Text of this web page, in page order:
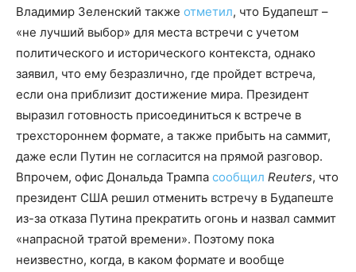
Владимир Зеленский также отметил, что Будапешт –
«не лучший выбор» для места встречи с учетом
политического и исторического контекста, однако
заявил, что ему безразлично, где пройдет встреча,
если она приблизит достижение мира. Президент
выразил готовность присоединиться к встрече в
трехстороннем формате, а также прибыть на саммит,
даже если Путин не согласится на прямой разговор.
Впрочем, офис Дональда Трампа сообщил Reuters, что
президент США решил отменить встречу в Будапеште
из-за отказа Путина прекратить огонь и назвал саммит
«напрасной тратой времени». Поэтому пока
неизвестно, когда, в каком формате и вообще